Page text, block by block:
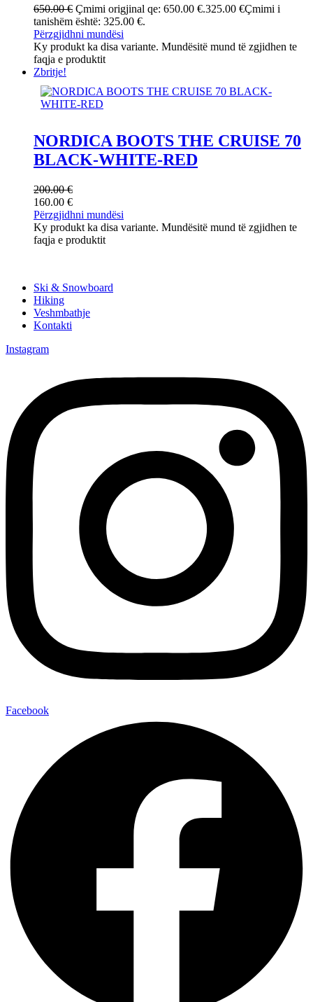
650.00€ Çmimi origjinal qe: 650.00 €.325.00 €Çmimi i
tanishëm është: 325.00 €.
Përzgjidhni mundësi
Ky produkt ka disa variante. Mundësitë mund të zgjidhen te
faqja e produktit
Zbritje!
NORDICA BOOTS THE CRUISE 70
BLACK-WHITE-RED
200.00€
160.00 €
Përzgjidhni mundësi
Ky produkt ka disa variante. Mundësitë mund të zgjidhen te
faqja e produktit
Ski & Snowboard
Hiking
Veshmbathje
Kontakti
Instagram
Facebook